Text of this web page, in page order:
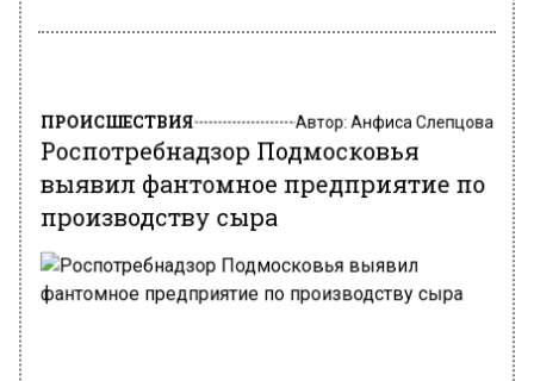
ПРОИСШЕСТВИЯ Автор: Анфиса Слепцова
Роспотребнадзор Подмосковья
выявил фантомное предприятие по
производству сыра